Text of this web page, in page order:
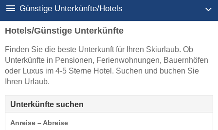
Günstige Unterkünfte/Hotels
Hotels/Günstige Unterkünfte
Finden Sie die beste Unterkunft für Ihren Skiurlaub. Ob
Unterkünfte in Pensionen, Ferienwohnungen, Bauernhöfen
oder Luxus im 4-5 Sterne Hotel. Suchen und buchen Sie
Ihren Urlaub.
Unterkünfte suchen
Anreise – Abreise